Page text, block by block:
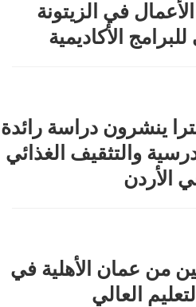
في الزيتونة
الأكاديمية
ينشرون دراسة رائدة
والتثقيف الغذائي
الأردن
من عمان الأهلية في
العالي